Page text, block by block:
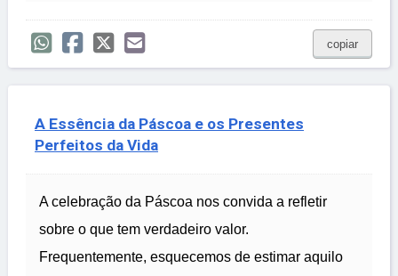
copiar
A Essência da Páscoa e os Presentes
Perfeitos da Vida
A celebração da Páscoa nos convida a refletir
sobre o que tem verdadeiro valor.
Frequentemente, esquecemos de estimar aquilo